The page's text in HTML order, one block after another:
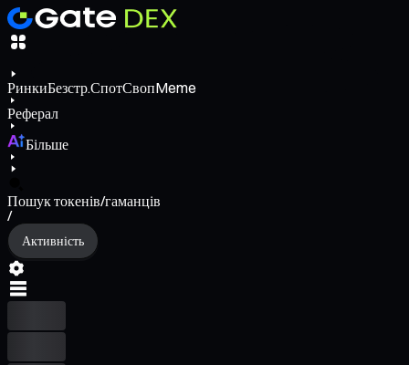
РинкиБезстр.СпотСвопMeme
Реферал
Більше
Пошук токенів/гаманців
/
Активність